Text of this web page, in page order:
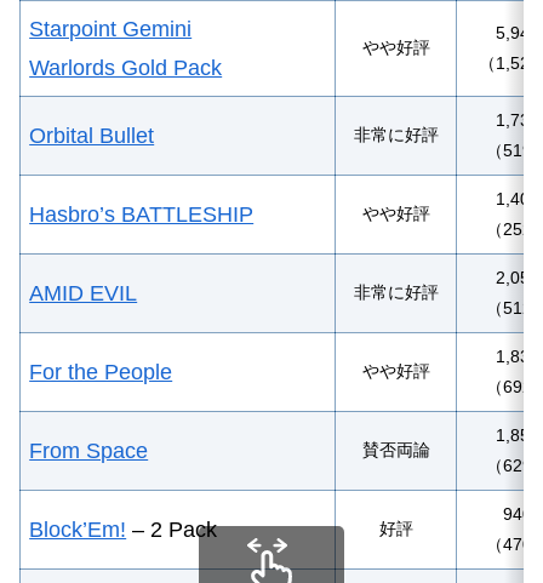
Starpoint Gemini
Warlords Gold Pack
やや好評
5,941
（
Orbital Bullet 非常に好評
1,730
（519
Hasbro’s BATTLESHIP やや好評
1,400
（252
AMID EVIL 非常に好評
2,050
（512
For the People やや好評
1,830
（692
From Space 賛否両論
1,850
（629
Block’Em! – 2 Pack 好評
940
（470